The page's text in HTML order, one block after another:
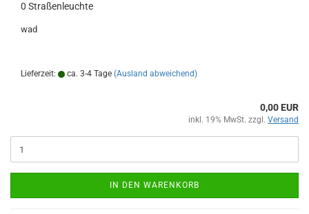
0 Straßenleuchte
wad
Lieferzeit: ca. 3-4 Tage (Ausland abweichend)
0,00 EUR
inkl. 19% MwSt. zzgl. Versand
IN DEN WARENKORB